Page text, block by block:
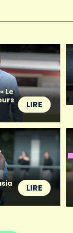
Le
LIRE
LIRE